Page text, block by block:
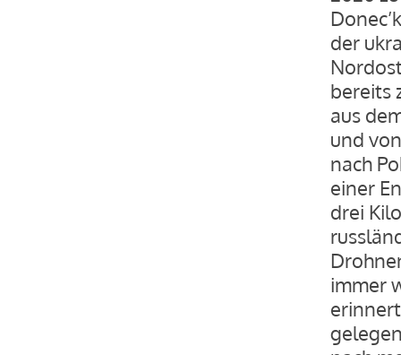
der
bereits
aus
und
nach
einer
drei
immer